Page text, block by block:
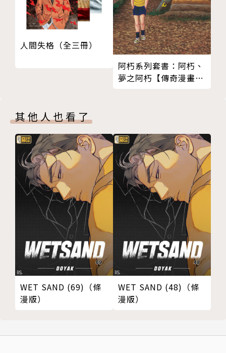
人間失格（全三冊）
阿朽系列套書：阿朽、
夢之阿朽【傳奇漫畫大
其他人也看了
WET SAND (69)（條
漫版）
WET SAND (48)（條
漫版）